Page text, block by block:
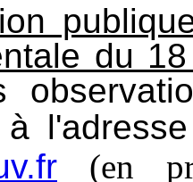
du
à
(en